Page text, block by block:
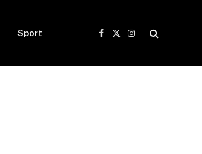
Sport
Facebook
X
Instagram